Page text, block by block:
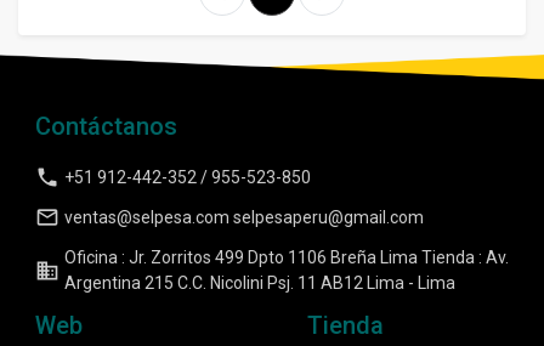
Contáctanos
phone +51 912-442-352 / 955-523-850
mail_outline ventas@selpesa.com selpesaperu@gmail.com
business
Oficina : Jr. Zorritos 499 Dpto 1106 Breña Lima Tienda : Av.
Argentina 215 C.C. Nicolini Psj. 11 AB12 Lima - Lima
Web Tienda